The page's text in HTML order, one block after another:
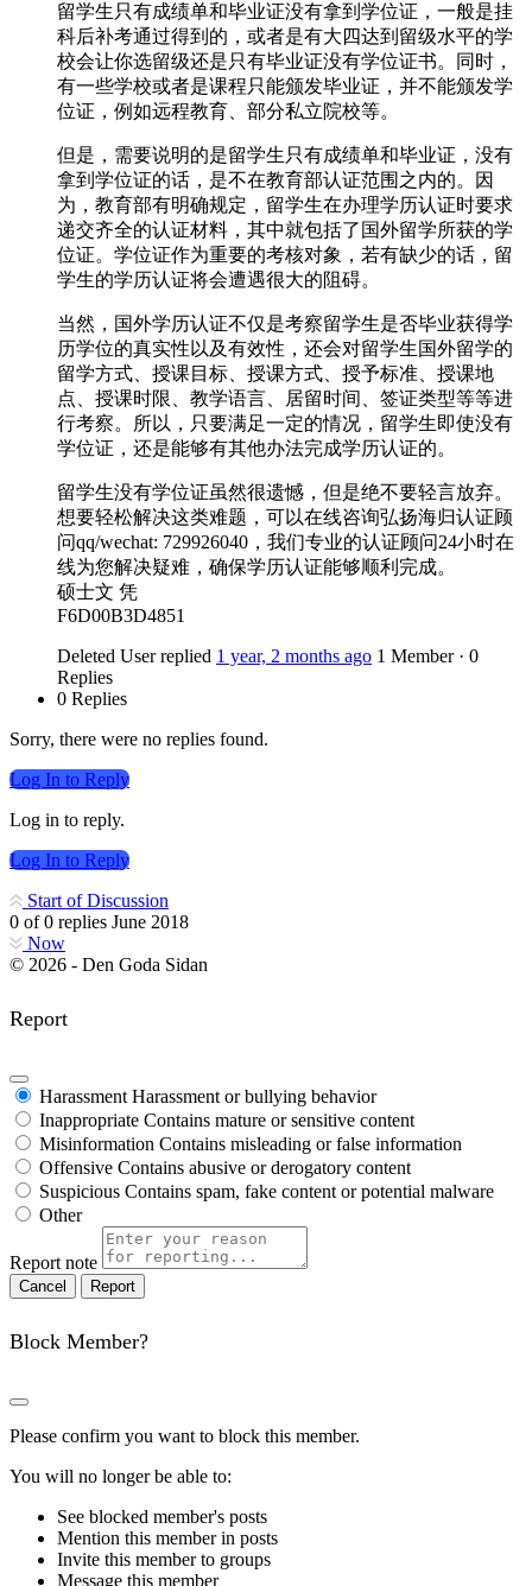
留学生只有成绩单和毕业证没有拿到学位证，一般是挂
科后补考通过得到的，或者是有大四达到留级水平的学
校会让你选留级还是只有毕业证没有学位证书。同时，
有一些学校或者是课程只能颁发毕业证，并不能颁发学
位证，例如远程教育、部分私立院校等。
但是，需要说明的是留学生只有成绩单和毕业证，没有
拿到学位证的话，是不在教育部认证范围之内的。因
为，教育部有明确规定，留学生在办理学历认证时要求
递交齐全的认证材料，其中就包括了国外留学所获的学
位证。学位证作为重要的考核对象，若有缺少的话，留
学生的学历认证将会遭遇很大的阻碍。
当然，国外学历认证不仅是考察留学生是否毕业获得学
历学位的真实性以及有效性，还会对留学生国外留学的
留学方式、授课目标、授课方式、授予标准、授课地
点、授课时限、教学语言、居留时间、签证类型等等进
行考察。所以，只要满足一定的情况，留学生即使没有
学位证，还是能够有其他办法完成学历认证的。
留学生没有学位证虽然很遗憾，但是绝不要轻言放弃。
想要轻松解决这类难题，可以在线咨询弘扬海归认证顾
问qq/wechat: 729926040，我们专业的认证顾问24小时在
线为您解决疑难，确保学历认证能够顺利完成。
硕士文 凭
F6D00B3D4851
Deleted User replied 1 year, 2 months ago 1 Member · 0
Replies
0 Replies
Sorry, there were no replies found.
Log In to Reply
Log in to reply.
Log In to Reply
Start of Discussion
0 of0 replies June 2018
Now
© 2026 - Den Goda Sidan
Report
Harassment Harassment or bullying behavior
Inappropriate Contains mature or sensitive content
Misinformation Contains misleading or false information
Offensive Contains abusive or derogatory content
Suspicious Contains spam, fake content or potential malware
Other
Report note
Report
Block Member?
Please confirm you want to block this member.
You will no longer be able to:
See blocked member's posts
Mention this member in posts
Invite this member to groups
Message this member